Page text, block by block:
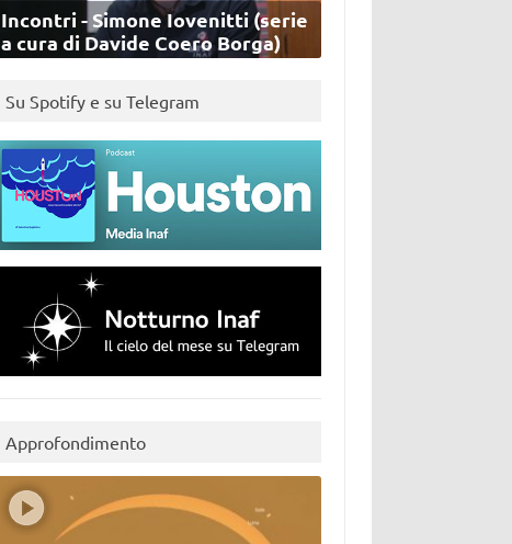
Incontri - Simone Iovenitti (serie
a cura di Davide Coero Borga)
Su Spotify e su Telegram
Approfondimento